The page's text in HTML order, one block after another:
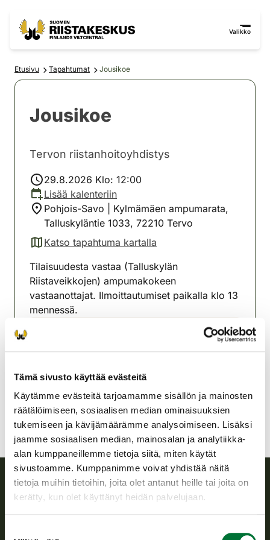
Tämä sivusto käyttää evästeitä
Käytämme evästeitä tarjoamamme sisällön ja mainosten
räätälöimiseen, sosiaalisen median ominaisuuksien
tukemiseen ja kävijämäärämme analysoimiseen. Lisäksi
jaamme sosiaalisen median, mainosalan ja analytiikka-
alan kumppaneillemme tietoja siitä, miten käytät
sivustoamme. Kumppanimme voivat yhdistää näitä
tietoja muihin tietoihin, joita olet antanut heille tai joita on
kerätty, kun olet käyttänyt heidän palvelujaan.
Valikko
Etusivu Tapahtumat Jousikoe
Jousikoe
Tervon riistanhoitoyhdistys
29.8.2026 Klo: 12:00
Lisää kalenteriin
Pohjois-Savo | Kylmämäen ampumarata,
Talluskyläntie 1033, 72210 Tervo
Katso tapahtuma kartalla
(avautuu uuteen välilehteen)
Tilaisuudesta vastaa (Talluskylän
Riistaveikkojen) ampumakokeen
vastaanottajat. Ilmoittautumiset paikalla klo 13
mennessä.
Pohjois-Savo
jukkakorhonen62@gmail.com
Suomen riistakeskus